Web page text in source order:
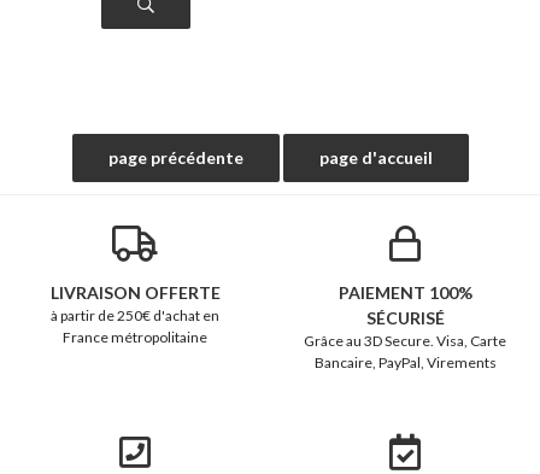
LIVRAISON OFFERTE
à partir de 250€ d'achat en
France métropolitaine
PAIEMENT 100%
SÉCURISÉ
Grâce au 3D Secure. Visa, Carte
Bancaire, PayPal, Virements